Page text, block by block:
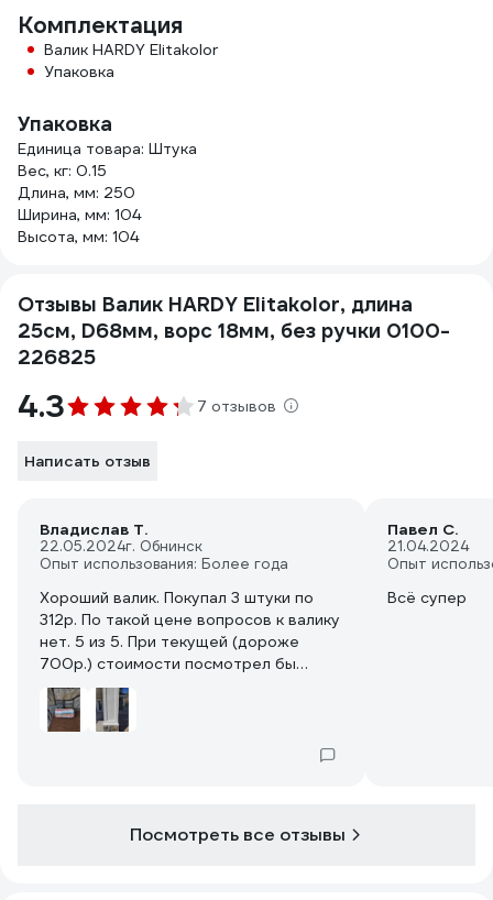
Комплектация
Валик HARDY Elitakolor
Упаковка
Упаковка
Единица товара: Штука
Вес, кг: 0.15
Длина, мм: 250
Ширина, мм: 104
Высота, мм: 104
Отзывы Валик HARDY Elitakolor, длина
25см, D68мм, ворс 18мм, без ручки 0100-
226825
4.3 7 отзывов
Написать отзыв
Владислав Т.
22.05.2024г. Обнинск
Опыт использования: Более года
Хороший валик. Покупал 3 штуки по
312р. По такой цене вопросов к валику
нет. 5 из 5. При текущей (дороже
700р.) стоимости посмотрел бы
аналоги. Оценку снизил именно из-за
цены. Собственно о валике. Не
полосит. Вращение ровное, четкое.
краской на водной основе.
Павел С.
21.04.2024
Опыт
Всё супер
Посмотреть все отзывы